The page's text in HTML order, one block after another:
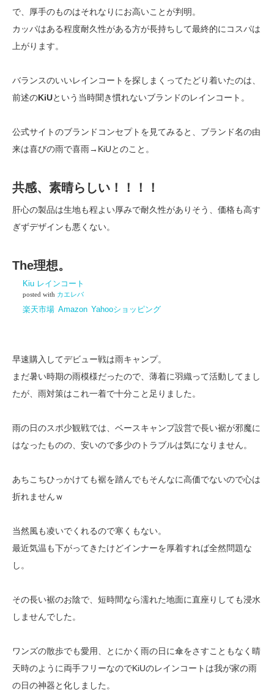
で、厚手のものはそれなりにお高いことが判明。
カッパはある程度耐久性がある方が長持ちして最終的にコスパは
上がります。
バランスのいいレインコートを探しまくってたどり着いたのは、
前述のKiUという当時聞き慣れないブランドのレインコート。
公式サイトのブランドコンセプトを見てみると、ブランド名の由
来は喜びの雨で喜雨→KiUとのこと。
共感、素晴らしい！！！！
肝心の製品は生地も程よい厚みで耐久性がありそう、価格も高す
ぎずデザインも悪くない。
The理想。
Kiu レインコート
posted with カエレバ
楽天市場 Amazon Yahooショッピング
早速購入してデビュー戦は雨キャンプ。
まだ暑い時期の雨模様だったので、薄着に羽織って活動してまし
たが、雨対策はこれ一着で十分こと足りました。
雨の日のスポ少観戦では、ベースキャンプ設営で長い裾が邪魔に
はなったものの、安いので多少のトラブルは気になりません。
あちこちひっかけても裾を踏んでもそんなに高価でないので心は
折れませんｗ
当然風も凌いでくれるので寒くもない。
最近気温も下がってきたけどインナーを厚着すれば全然問題な
し。
その長い裾のお陰で、短時間なら濡れた地面に直座りしても浸水
しませんでした。
ワンズの散歩でも愛用、とにかく雨の日に傘をさすこともなく晴
天時のように両手フリーなのでKiUのレインコートは我が家の雨
の日の神器と化しました。